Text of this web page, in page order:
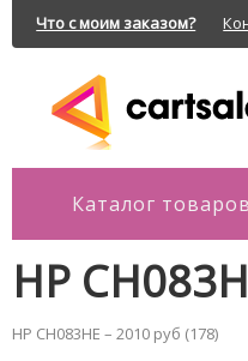
Что с моим заказом?
Каталог товаров
HP
HP CH083HE – 2010 руб (178)